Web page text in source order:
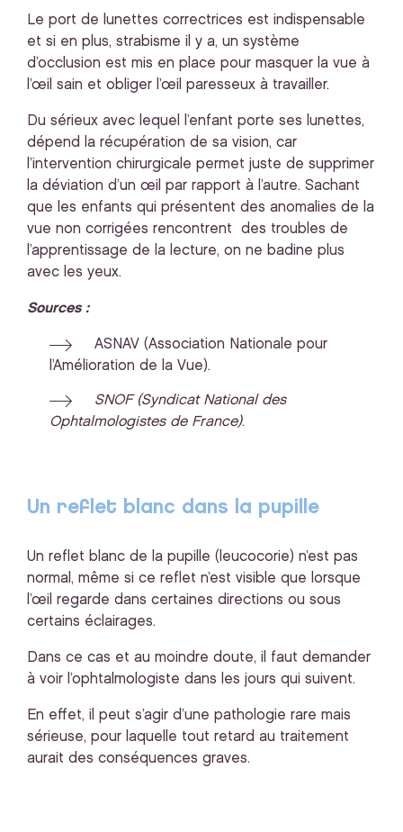
Le port de lunettes correctrices est indispensable
et si en plus, strabisme il y a, un système
d’occlusion est mis en place pour masquer la vue à
l’œil sain et obliger l’œil paresseux à travailler.
Du sérieux avec lequel l’enfant porte ses lunettes,
dépend la récupération de sa vision, car
l’intervention chirurgicale permet juste de supprimer
la déviation d’un œil par rapport à l’autre. Sachant
que les enfants qui présentent des anomalies de la
vue non corrigées rencontrent des troubles de
l’apprentissage de la lecture, on ne badine plus
avec les yeux.
Sources :
ASNAV (Association Nationale pour
l’Amélioration de la Vue).
SNOF (Syndicat National des
Ophtalmologistes de France).
Un reflet blanc dans la pupille
Un reflet blanc de la pupille (leucocorie) n’est pas
normal, même si ce reflet n’est visible que lorsque
l’œil regarde dans certaines directions ou sous
certains éclairages.
Dans ce cas et au moindre doute, il faut demander
à voir l’ophtalmologiste dans les jours qui suivent.
En effet, il peut s’agir d’une pathologie rare mais
sérieuse, pour laquelle tout retard au traitement
aurait des conséquences graves.